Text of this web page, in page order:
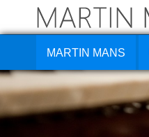
MARTIN MANS